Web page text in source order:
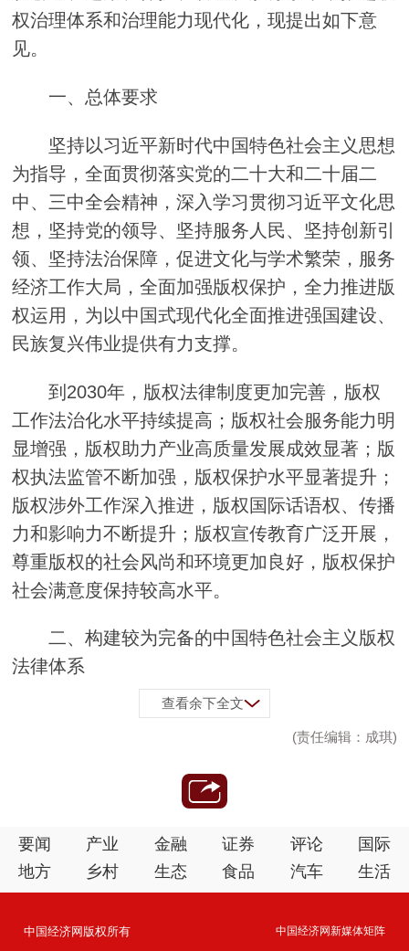
权治理体系和治理能力现代化，现提出如下意
见。
一、总体要求
坚持以习近平新时代中国特色社会主义思想
为指导，全面贯彻落实党的二十大和二十届二
中、三中全会精神，深入学习贯彻习近平文化思
想，坚持党的领导、坚持服务人民、坚持创新引
领、坚持法治保障，促进文化与学术繁荣，服务
经济工作大局，全面加强版权保护，全力推进版
权运用，为以中国式现代化全面推进强国建设、
民族复兴伟业提供有力支撑。
到2030年，版权法律制度更加完善，版权
工作法治化水平持续提高；版权社会服务能力明
显增强，版权助力产业高质量发展成效显著；版
权执法监管不断加强，版权保护水平显著提升；
版权涉外工作深入推进，版权国际话语权、传播
力和影响力不断提升；版权宣传教育广泛开展，
尊重版权的社会风尚和环境更加良好，版权保护
社会满意度保持较高水平。
二、构建较为完备的中国特色社会主义版权
法律体系
查看余下全文
(责任编辑：成琪)
要闻 产业 金融 证券 评论
国际
地方
乡村 生态 食品 汽车 生活
中国经济网版权所有 中国经济网新媒体矩阵